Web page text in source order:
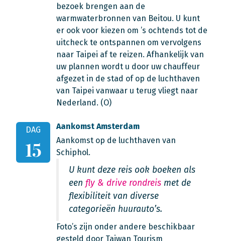
bezoek brengen aan de
warmwaterbronnen van Beitou. U kunt
er ook voor kiezen om ’s ochtends tot de
uitcheck te ontspannen om vervolgens
naar Taipei af te reizen. Afhankelijk van
uw plannen wordt u door uw chauffeur
afgezet in de stad of op de luchthaven
van Taipei vanwaar u terug vliegt naar
Nederland. (O)
DAG
15
Aankomst Amsterdam
Aankomst op de luchthaven van
Schiphol.
U kunt deze reis ook boeken als
een fly & drive rondreis met de
flexibiliteit van diverse
categorieën huurauto’s.
Foto’s zijn onder andere beschikbaar
gesteld door Taiwan Tourism